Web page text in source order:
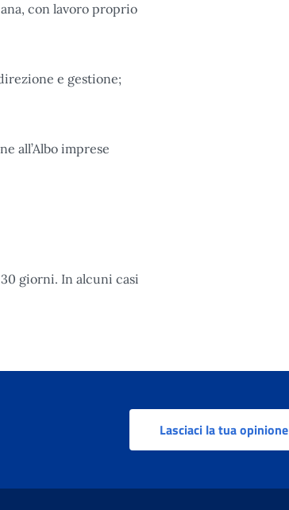
con lavoro proprio
e gestione;
all’Albo imprese
giorni. In alcuni casi
Lasciaci la tua opinione